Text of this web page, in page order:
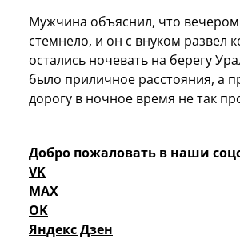
Мужчина объяснил, что
стемнело, и он с внуком развел
остались ночевать на берегу
было приличное расстояния, а
дорогу в ночное время не так
Добро пожаловать в наши
VK
MAX
OK
Яндекс Дзен